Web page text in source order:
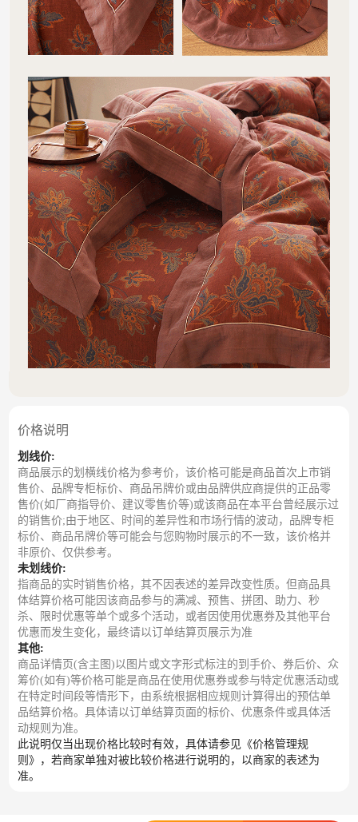
价格说明
划线价:
商品展示的划横线价格为参考价，该价格可能是商品首次上市销
售价、品牌专柜标价、商品吊牌价或由品牌供应商提供的正品零
售价(如厂商指导价、建议零售价等)或该商品在本平台曾经展示过
的销售价;由于地区、时间的差异性和市场行情的波动，品牌专柜
标价、商品吊牌价等可能会与您购物时展示的不一致，该价格并
非原价、仅供参考。
未划线价:
指商品的实时销售价格，其不因表述的差异改变性质。但商品具
体结算价格可能因该商品参与的满减、预售、拼团、助力、秒
杀、限时优惠等单个或多个活动，或者因使用优惠券及其他平台
优惠而发生变化，最终请以订单结算页展示为准
其他:
商品详情页(含主图)以图片或文字形式标注的到手价、券后价、众
筹价(如有)等价格可能是商品在使用优惠券或参与特定优惠活动或
在特定时间段等情形下，由系统根据相应规则计算得出的预估单
品结算价格。具体请以订单结算页面的标价、优惠条件或具体活
动规则为准。
此说明仅当出现价格比较时有效，具体请参见《价格管理规
则》，若商家单独对被比较价格进行说明的，以商家的表述为
准。